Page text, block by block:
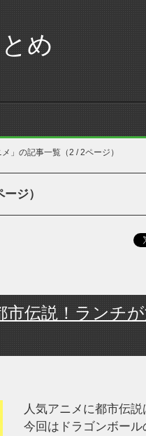
め
メ」の記事一覧（2 / 2ページ）
ジ）
市伝説！ランチ
人気アニメに都市伝説
今回はドラゴンボー